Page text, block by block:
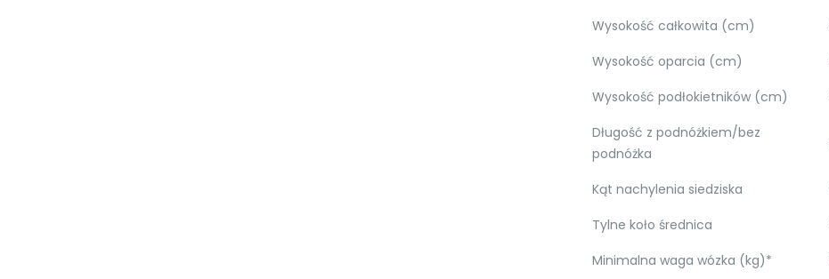
Wysokość całkowita (cm)
Wysokość oparcia (cm)
Wysokość podłokietników (cm)
Długość z podnóżkiem/bez
podnóżka
Kąt nachylenia siedziska
Tylne koło średnica
Minimalna waga wózka (kg)*